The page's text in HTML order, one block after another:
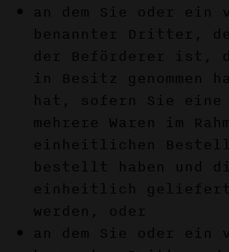
an dem Sie oder ein
benannter Dritter,
der Beförderer ist,
in Besitz genommen
hat, sofern Sie eine
mehrere Waren im
einheitlichen
bestellt haben und
einheitlich geliefert
werden, oder
an dem Sie oder ein